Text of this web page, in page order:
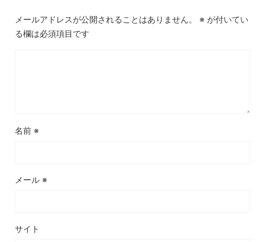
メールアドレスが公開されることはありません。 ※ が付いてい
る欄は必須項目です
名前 ※
メール ※
サイト